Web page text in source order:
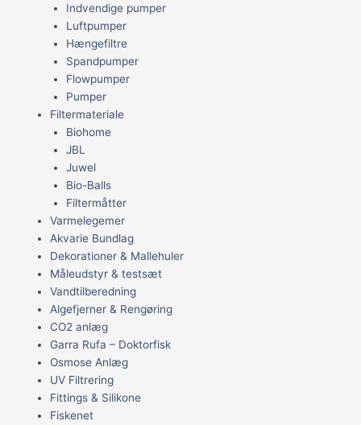
Indvendige pumper
Luftpumper
Hængefiltre
Spandpumper
Flowpumper
Pumper
Filtermateriale
Biohome
JBL
Juwel
Bio-Balls
Filtermåtter
Varmelegemer
Akvarie Bundlag
Dekorationer & Mallehuler
Måleudstyr & testsæt
Vandtilberedning
Algefjerner & Rengøring
CO2 anlæg
Garra Rufa – Doktorfisk
Osmose Anlæg
UV Filtrering
Fittings & Silikone
Fiskenet